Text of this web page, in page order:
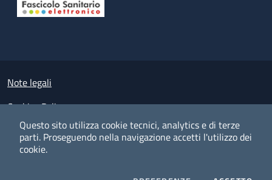
Questo sito utilizza cookie tecnici, analytics e di terze
parti. Proseguendo nella navigazione accetti l'utilizzo dei
cookie.
Small prints
Note legali
Cookies Policy
Policy privacy e protezione del dato personale
Albo pretorio on-line